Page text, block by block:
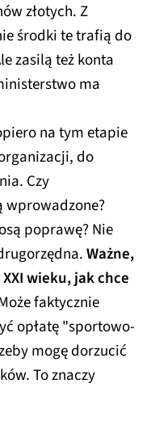
złotych. Z
środki te trafią do
zasilą też konta
ma
na tym etapie
do
Czy
wprowadzone?
poprawę? Nie
Ważne,
wieku, jak chce
faktycznie
opłatę "sportowo-
mogę dorzucić
To znaczy